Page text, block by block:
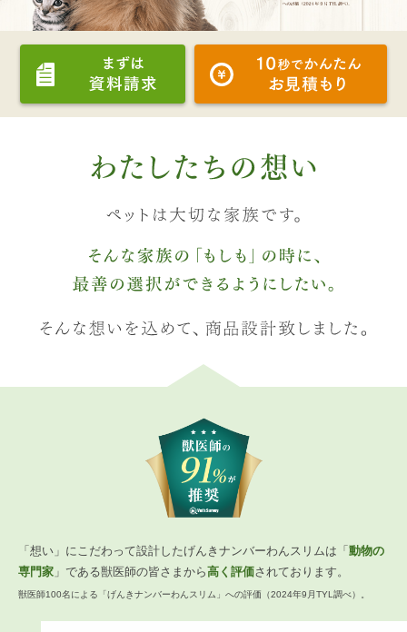
「想い」にこだわって設計したげんきナンバーわんスリムは「 動物の
専門家 」である獣医師の皆さまから高く評価されております。
獣医師100名による「げんきナンバーわんスリム」への評価（2024年9月TYL調べ）。